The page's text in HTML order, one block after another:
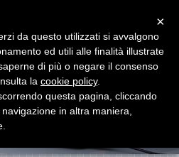
Consulente del Lavoro (Roma,
06/2000)
×
da questo utilizzati si avvalgono
ed utili alle finalità illustrate
di più o negare il consenso
la cookie policy.
questa pagina, cliccando
in altra maniera,